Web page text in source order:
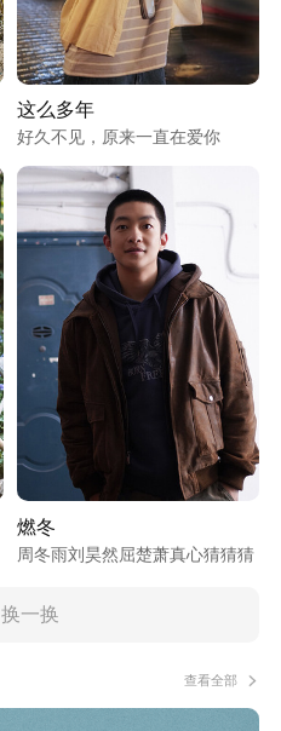
这么多年
好久不见，原来一直在爱你
燃冬
周冬雨刘昊然屈楚萧真心猜猜猜
换一换
查看全部